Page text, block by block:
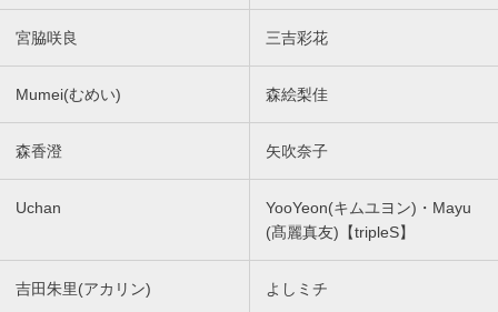
宮脇咲良 三吉彩花
Mumei(むめい) 森絵梨佳
森香澄 矢吹奈子
Uchan
YooYeon(キムユヨン)・Mayu
(髙麗真友)【tripleS】
吉田朱里(アカリン) よしミチ